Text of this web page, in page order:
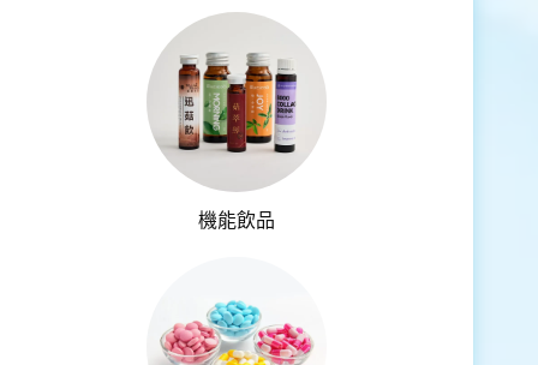
機能飲品